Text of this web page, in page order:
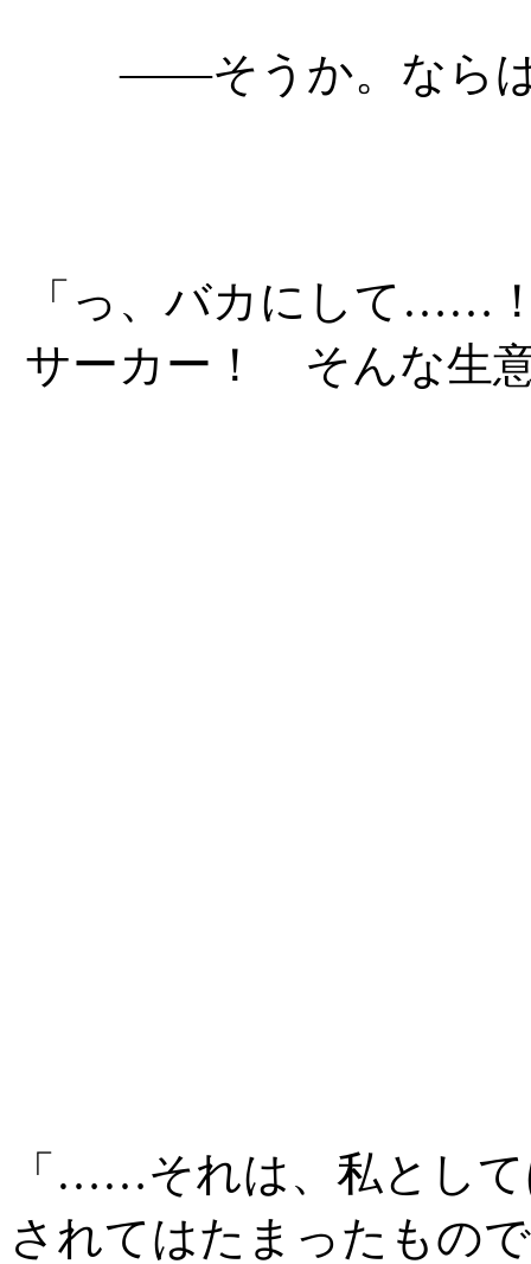
――そうか。なら
「っ、バカにして……
サーカー！ そんな生
「……それは、私とし
されてはたまったもの